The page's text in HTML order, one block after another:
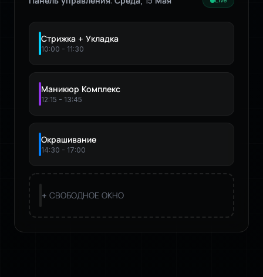
Стрижка + Укладка
10:00 - 11:30
Маникюр Комплекс
12:15 - 13:45
Окрашивание
14:30 - 17:00
+ СВОБОДНОЕ ОКНО